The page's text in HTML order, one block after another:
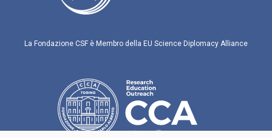
La Fondazione CSF è Membro della EU Science Diplomacy Alliance